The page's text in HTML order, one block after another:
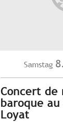
Samstag 8.
Concert de
baroque
Loyat